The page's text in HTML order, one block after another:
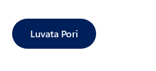
Luvata Pori